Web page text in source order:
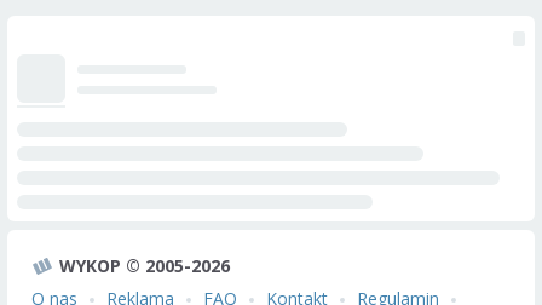
WYKOP © 2005-2026
O nas
Reklama FAQ Kontakt Regulamin